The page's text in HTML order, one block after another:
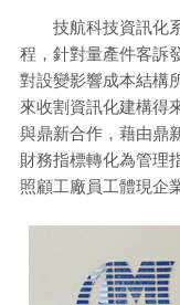
技航科技資訊化系
程，針對量產件客訴
對設變影響成本結構
來收割資訊化建構得
與鼎新合作，藉由鼎
財務指標轉化為管理
照顧工廠員工體現企